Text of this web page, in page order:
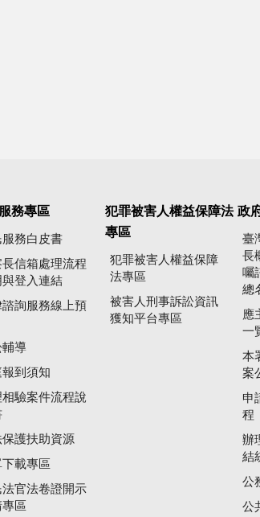
務專區
服務白皮書
長信箱處理流程
與登入連結
諮詢服務線上預
輔導
報到須知
相驗案件流程說
保護扶助資源
載專區
法官法卷證開示
區
犯罪被害人權益保障法
專區
犯罪被害人權益保障
法專區
被害人刑事訴訟資訊
獲知平台專區
政
臺
長
囑
總
應
一
本
案
申
程
辦
結
公
公